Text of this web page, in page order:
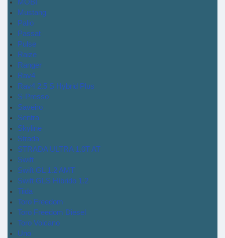
MOBI
Mustang
Palio
Passat
Pulse
Raize
Ranger
Rav4
Rav4 2.5 S Hybrid Plus
S-Presso
Saveiro
Sentra
Skyline
Strada
STRADA ULTRA 1.0T AT
Swift
Swift GL 1.2 AMT
Swift GLS Híbrido 1.2
Tiida
Toro Freedom
Toro Freedom Diesel
Toro Volcano
Uno